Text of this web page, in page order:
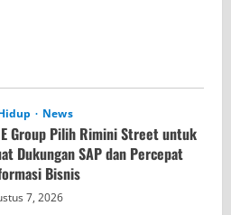
News
Group Pilih Rimini Street untuk
Dukungan SAP dan Percepat
Bisnis
7, 2026